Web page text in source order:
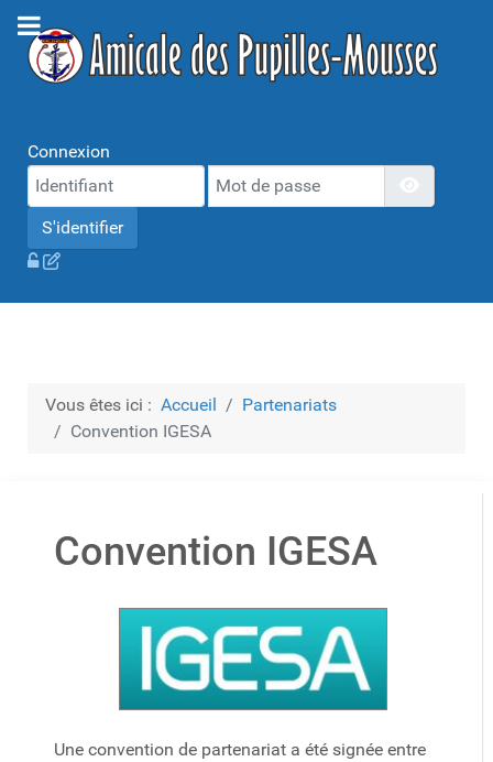
Connexion
Mot de passe
S'identifier
Vous êtes ici : Accueil
Partenariats
Convention IGESA
Convention IGESA
Une convention de partenariat a été signée entre